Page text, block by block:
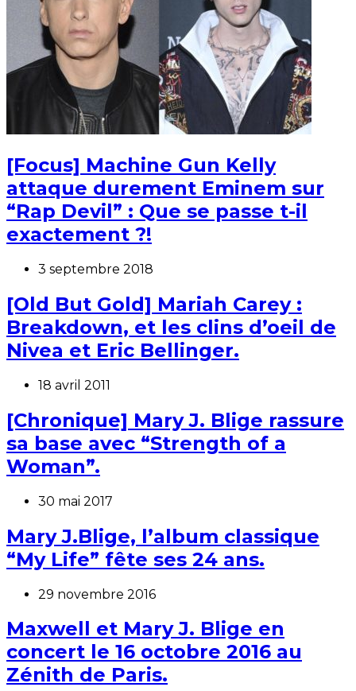
[Focus] Machine Gun Kelly
attaque durement Eminem sur
“Rap Devil” : Que se passe t-il
exactement ?!
3 septembre 2018
[Old But Gold] Mariah Carey :
Breakdown, et les clins d’oeil de
Nivea et Eric Bellinger.
18 avril 2011
[Chronique] Mary J. Blige rassure
sa base avec “Strength of a
Woman”.
30 mai 2017
Mary J.Blige, l’album classique
“My Life” fête ses 24 ans.
29 novembre 2016
Maxwell et Mary J. Blige en
concert le 16 octobre 2016 au
Zénith de Paris.